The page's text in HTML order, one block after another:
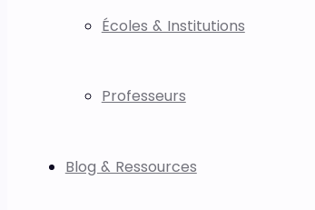
Écoles & Institutions
Professeurs
Blog & Ressources